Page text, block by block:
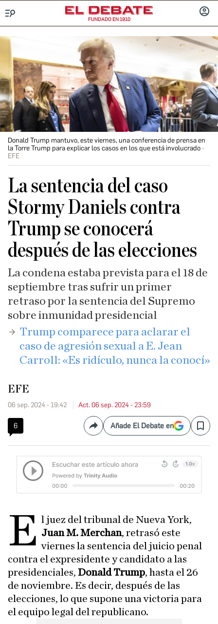
FUNDADO EN 1910
Donald Trump mantuvo, este viernes, una conferencia de prensa en
la Torre Trump para explicar los casos en los que está involucrado
EFE
La sentencia del caso
Stormy Daniels contra
Trump se conocerá
después de las elecciones
La condena estaba prevista para el 18 de
septiembre tras sufrir un primer
retraso por la sentencia del Supremo
sobre inmunidad presidencial
Trump comparece para aclarar el
caso de agresión sexual a E. Jean
Carroll: «Es ridículo, nunca la conocí»
EFE
06 sep. 2024 - 19:42 Act. 06 sep. 2024 - 23:59
6 CompartirAñade El Debate en Save
E l juez del tribunal de Nueva York,
Juan M. Merchan, retrasó este
viernes la sentencia del juicio penal
contra el expresidente y candidato a las
presidenciales, Donald Trump, hasta el 26
de noviembre. Es decir, después de las
elecciones, lo que supone una victoria para
el equipo legal del republicano.